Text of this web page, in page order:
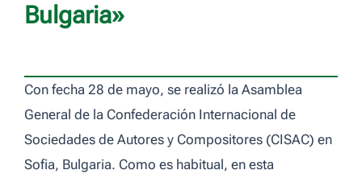
Bulgaria»
Con fecha 28 de mayo, se realizó la Asamblea
General de la Confederación Internacional de
Sociedades de Autores y Compositores (CISAC) en
Sofia, Bulgaria. Como es habitual, en esta